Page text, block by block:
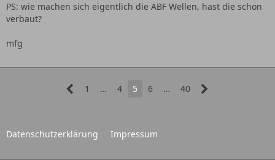
PS: wie machen sich eigentlich die ABF Wellen, hast die schon
verbaut?
mfg
1 … 4 5 6 … 40
Datenschutzerklärung Impressum